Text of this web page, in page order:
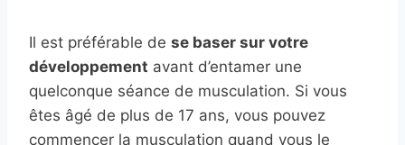
Il est préférable de se baser sur votre
développement avant d’entamer une
quelconque séance de musculation. Si vous
êtes âgé de plus de 17 ans, vous pouvez
commencer la musculation quand vous le